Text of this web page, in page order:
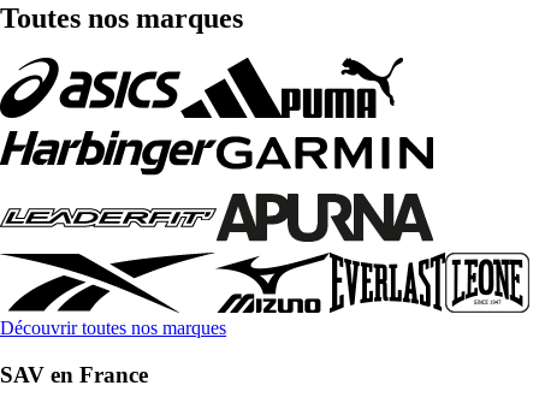
Toutes nos marques
Découvrir toutes nos marques
SAV en France